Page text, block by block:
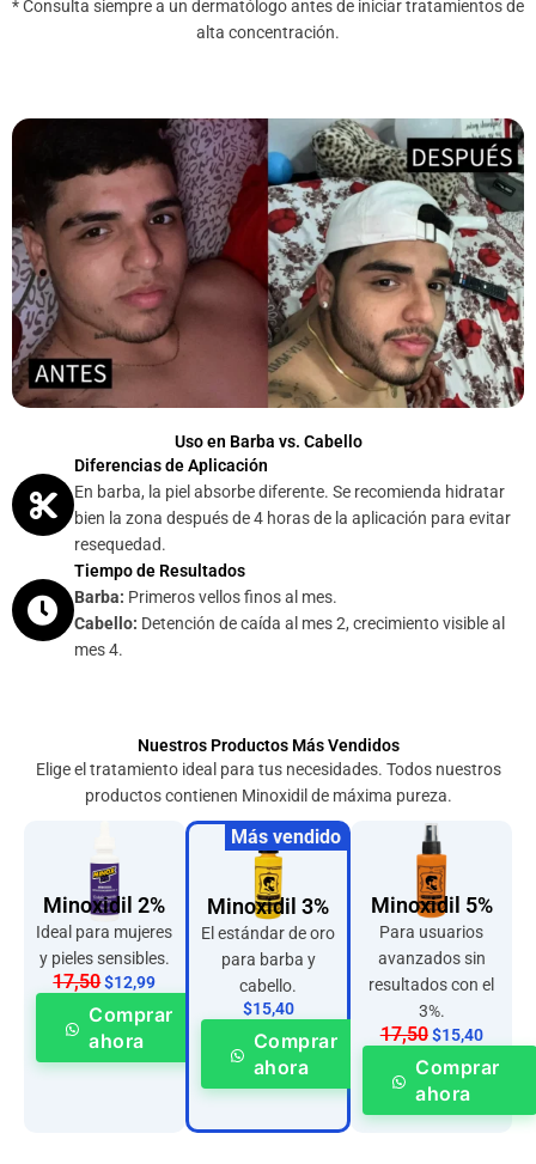
* Consulta siempre a un dermatólogo antes de iniciar tratamientos de
alta concentración.
Uso en Barba vs. Cabello
Diferencias de Aplicación
En barba, la piel absorbe diferente. Se recomienda hidratar
bien la zona después de 4 horas de la aplicación para evitar
resequedad.
Tiempo de Resultados
Barba: Primeros vellos finos al mes.
Cabello: Detención de caída al mes 2, crecimiento visible al
mes 4.
Nuestros Productos Más Vendidos
Elige el tratamiento ideal para tus necesidades. Todos nuestros
productos contienen Minoxidil de máxima pureza.
Minoxidil 2%
Ideal para mujeres
y pieles sensibles.
17,50$12,99
Comprar
ahora
Minoxidil 3%
El estándar de oro
para barba y
cabello.
$15,40
Comprar
ahora
Más vendido
Minoxidil 5%
Para usuarios
avanzados sin
resultados con el
3%.
17,50$15,40
Comprar
ahora